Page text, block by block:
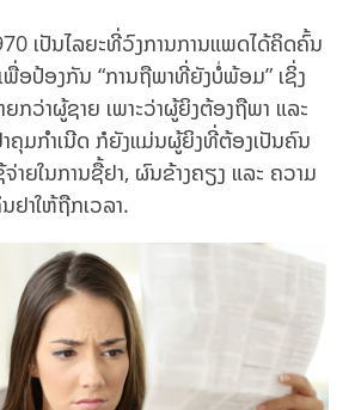
ເປັນໄລຍະທີ່ວົງການການແພດໄດ້ຄິດຄົ້ນ
ພື່ອປ້ອງກັນ “ການຖືພາທີ່ຍັງບໍ່ພ້ອມ” ເຊິ່ງ
ກວ່າຜູ້ຊາຍ ເພາະວ່າຜູ້ຍິງຕ້ອງຖືພາ ແລະ
ຄຸມກຳເນີດ ກໍຍັງແມ່ນຜູ້ຍິງທີ່ຕ້ອງເປັນຄົນ
າຍໃນການຊື້ຢາ, ຜົນຂ້າງຄຽງ ແລະ ຄວາມ
າໃຫ້ຖືກເວລາ.